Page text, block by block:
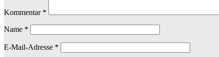
Kommentar *
Name *
E-Mail-Adresse *